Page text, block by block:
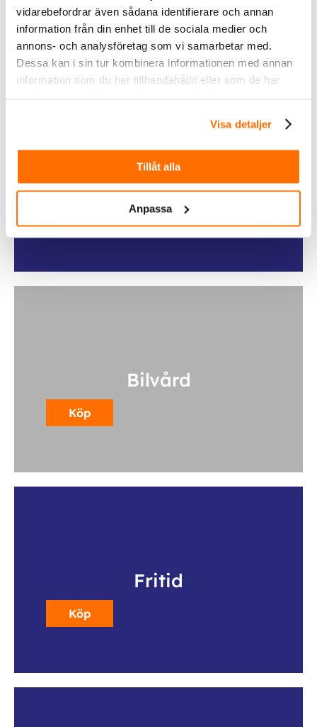
vidarebefordrar även sådana identifierare och annan
information från din enhet till de sociala medier och
annons- och analysföretag som vi samarbetar med.
Dessa kan i sin tur kombinera informationen med annan
information som du har tillhandahållit eller som de har
Visa detaljer
Tillåt alla
Anpassa
Fordonsbelysning
Köp
Fritid
Köp
Bilvård
Köp